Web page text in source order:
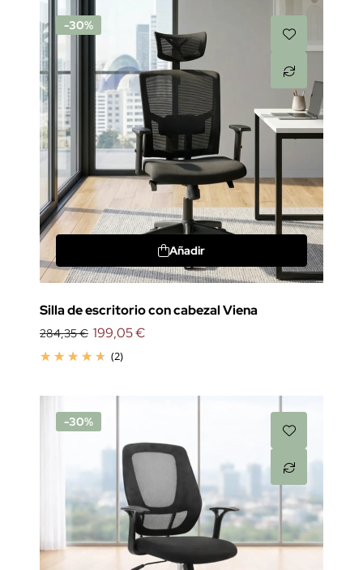
-30%
Añadir
Silla de escritorio con cabezal Viena
284,35 €
(2)
199,05 €
-30%